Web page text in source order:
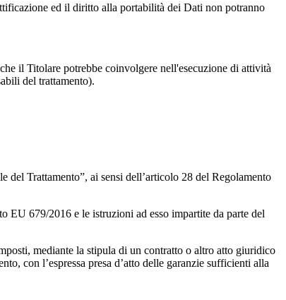
ed il diritto alla portabilità dei Dati non potranno
il Titolare potrebbe coinvolgere nell'esecuzione di attività
del trattamento).
Trattamento”, ai sensi dell’articolo 28 del Regolamento
EU 679/2016 e le istruzioni ad esso impartite da parte del
mediante la stipula di un contratto o altro atto giuridico
con l’espressa presa d’atto delle garanzie sufficienti alla